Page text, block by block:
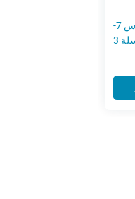
شاشة لمس بإطار مغلق مقاس 7-